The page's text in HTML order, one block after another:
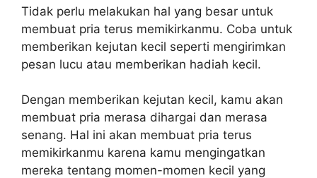
Tidak perlu melakukan hal yang besar untuk
membuat pria terus memikirkanmu. Coba untuk
memberikan kejutan kecil seperti mengirimkan
pesan lucu atau memberikan hadiah kecil.
Dengan memberikan kejutan kecil, kamu akan
membuat pria merasa dihargai dan merasa
senang. Hal ini akan membuat pria terus
memikirkanmu karena kamu mengingatkan
mereka tentang momen-momen kecil yang